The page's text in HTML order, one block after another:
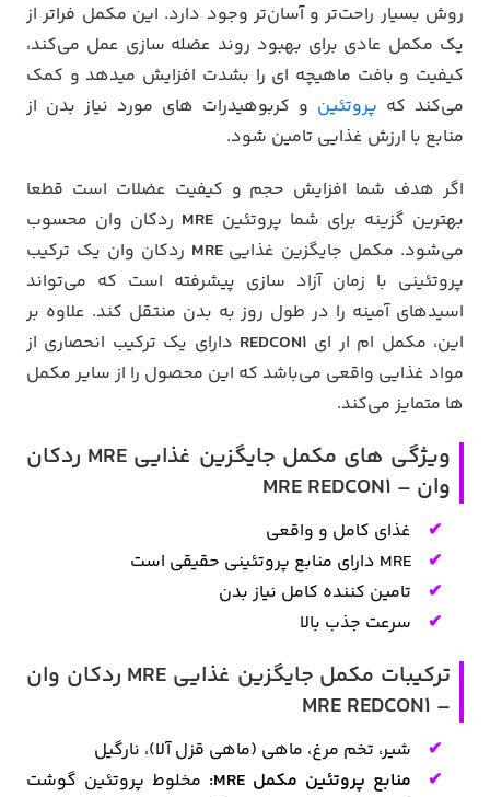
روش بسیار راحت‌تر و آسان‌تر وجود دارد. این مکمل فراتر از
یک مکمل عادی برای بهبود روند عضله سازی عمل می‌کند،
کیفیت و بافت ماهیچه ای را بشدت افزایش میدهد و کمک
می‌کند که پروتئین و کربوهیدرات های مورد نیاز بدن از
منابع با ارزش غذایی تامین شود.
اگر هدف شما افزایش حجم و کیفیت عضلات است قطعا
بهترین گزینه برای شما پروتئین MRE ردکان وان محسوب
می‌شود. مکمل جایگزین غذاییMRE ردکان وان یک ترکیب
پروتئینی با زمان آزاد سازی پیشرفته است که می‌تواند
اسیدهای آمینه را در طول روز به بدن منتقل کند. علاوه بر
این، مکمل ام ار ای REDCON۱ دارای یک ترکیب انحصاری از
مواد غذایی واقعی می‌باشد که این محصول را از سایر مکمل
ها متمایز می‌کند.
ویژگی های مکمل جایگزین غذایی MRE ردکان
وان – MRE REDCON1
غذای کامل و واقعی
MRE دارای منابع پروتئینی حقیقی است
تامین کننده کامل نیاز بدن
سرعت جذب بالا
ترکیبات مکمل جایگزین غذایی MRE ردکان وان
– MRE REDCON1
شیر، تخم مرغ، ماهی (ماهی قزل آلا)، نارگیل
منابع پروتئین مکمل MRE:
مخلوط پروتئین گوشت